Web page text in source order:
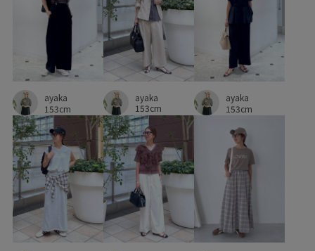
ayaka
153cm
ayaka
153cm
ayaka
153cm